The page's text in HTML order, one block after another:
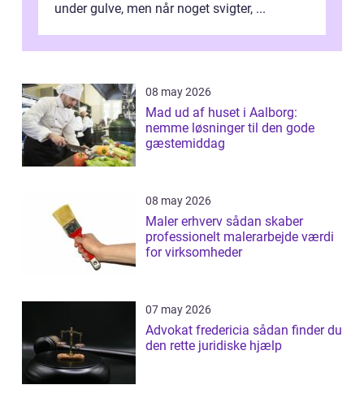
under gulve, men når noget svigter, ...
08 may 2026
Mad ud af huset i Aalborg:
nemme løsninger til den gode
gæstemiddag
08 may 2026
Maler erhverv sådan skaber
professionelt malerarbejde værdi
for virksomheder
07 may 2026
Advokat fredericia sådan finder du
den rette juridiske hjælp